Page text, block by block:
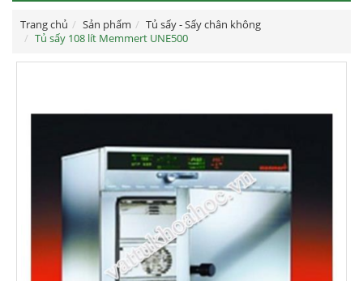
Trang chủ Sản phẩm
Tủ sấy - Sấy chân không
Tủ sấy 108 lít Memmert UNE500